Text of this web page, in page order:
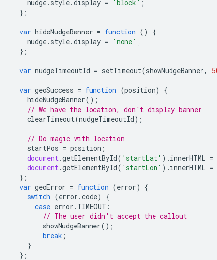
nudge. style.display = 'block' ;
};
var hideNudgeBanner = function ()
{
nudge. style.display = 'none' ;
};
var nudgeTimeoutId = setTimeout(showNudgeBanner,
var geoSuccess = function (position)
{
hideNudgeBanner();
// We have the location, don't display banner
clearTimeout(nudgeTimeoutId);
// Do magic with location
startPos = position ;
document .getElementById( 'startLat' ). innerHTML =
document .getElementById( 'startLon' ). innerHTML =
};
var geoError = function (error)
{
switch (error .code)
{
case error . TIMEOUT :
// The user didn't accept the callout
showNudgeBanner();
break ;
}
};